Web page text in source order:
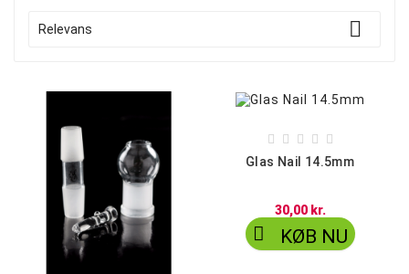
Relevans 
    
Glas Nail 14.5mm
30,00 kr.
 KØB NU